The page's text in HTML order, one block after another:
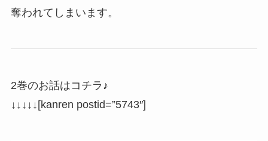
奪われてしまいます。
2巻のお話はコチラ♪
↓↓↓↓↓[kanren postid=”5743″]